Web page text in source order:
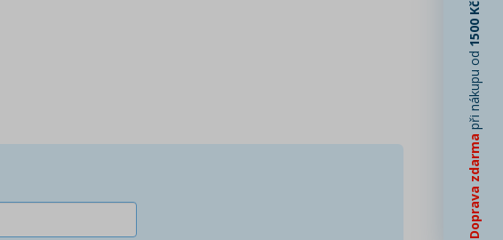
Doprava zdarma
při nákupu od
1500 Kč